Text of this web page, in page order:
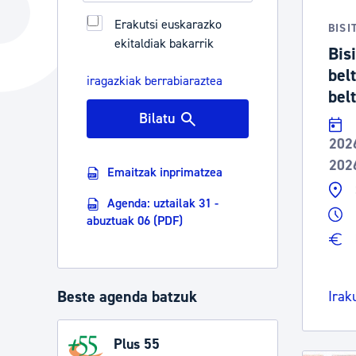
Hiria
Hiria ezagutu
Etorkizuneko hiria
Albisteak
Abisuak
Kultur
Erakutsi euskarazko
ekitaldiak bakarrik
iragazkiak berrabiaraztea
Bilatu
Emaitzak inprimatzea
Agenda: uztailak 31 -
abuztuak 06 (PDF)
Beste agenda batzuk
Plus 55